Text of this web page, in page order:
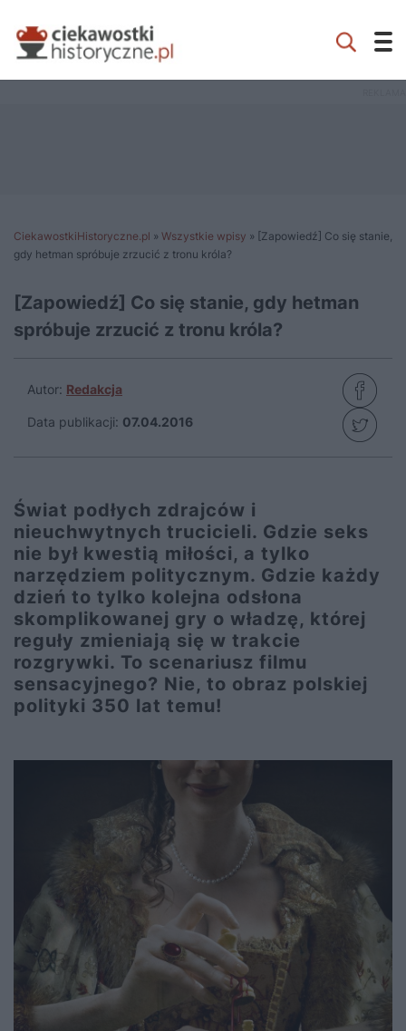
CiekawostkiHistoryczne.pl » Wszystkie wpisy » [Zapowiedź] Co się stanie,
gdy hetman spróbuje zrzucić z tronu króla?
[Zapowiedź] Co się stanie, gdy hetman
spróbuje zrzucić z tronu króla?
Autor: Redakcja
Data publikacji: 07.04.2016
Świat podłych zdrajców i
nieuchwytnych trucicieli. Gdzie seks
nie był kwestią miłości, a tylko
narzędziem politycznym. Gdzie każdy
dzień to tylko kolejna odsłona
skomplikowanej gry o władzę, której
reguły zmieniają się w trakcie
rozgrywki. To scenariusz filmu
sensacyjnego? Nie, to obraz polskiej
polityki 350 lat temu!